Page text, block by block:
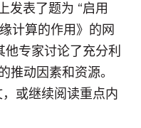
发表了题为 “启用
计算的作用》的网
专家讨论了充分利
动因素和资源。
或继续阅读重点内